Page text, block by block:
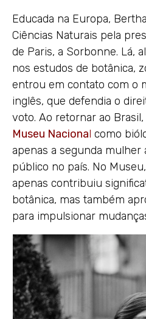
Educada na Europa,
Ciências Naturais pela
de Paris, a Sorbonne. Lá,
nos estudos de botânica,
entrou em contato com o
inglês, que defendia o
voto. Ao retornar ao
Museu Nacional como
apenas a segunda mulher
público no país. No
apenas contribuiu
botânica, mas também
para impulsionar